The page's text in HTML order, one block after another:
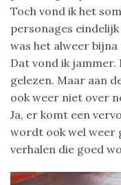
Toch vond ik het
personages
was het alweer
Dat vond ik jammer.
gelezen. Maar aan
ook weer niet over
Ja, er komt een
wordt ook wel weer
verhalen die goed